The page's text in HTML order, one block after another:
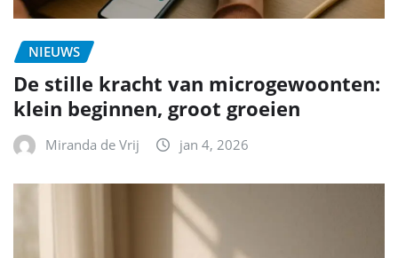
NIEUWS
De stille kracht van microgewoonten:
klein beginnen, groot groeien
Miranda de Vrij jan 4, 2026